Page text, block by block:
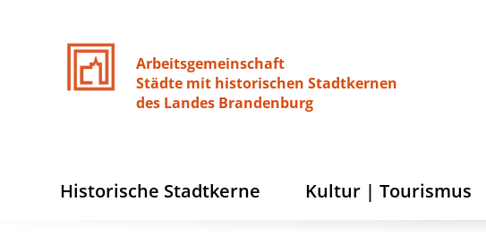
Arbeitsgemeinschaft
Städte mit historischen Stadtkernen
des Landes Brandenburg
Historische Stadtkerne Kultur | Tourismus